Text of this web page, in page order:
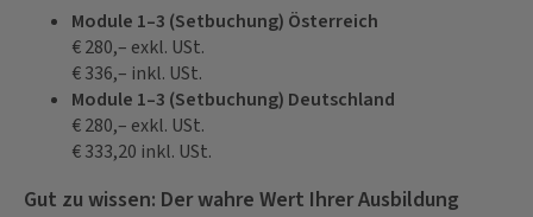
Module 1–3 (Setbuchung) Österreich
€ 280,– exkl. USt.
€ 336,– inkl. USt.
Module 1–3 (Setbuchung) Deutschland
€ 280,– exkl. USt.
€ 333,20 inkl. USt.
Gut zu wissen: Der wahre Wert Ihrer Ausbildung